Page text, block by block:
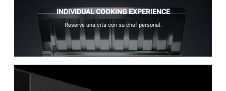
INDIVIDUAL COOKING EXPERIENCE
Reserve una cita con su chef personal.